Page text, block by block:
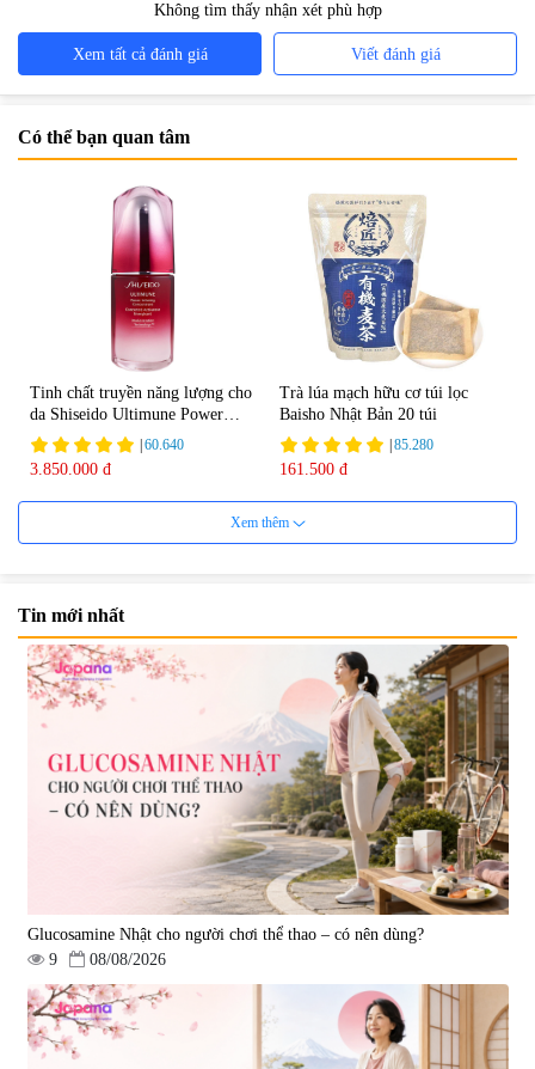
Không tìm thấy nhận xét phù hợp
Xem tất cả đánh giá Viết đánh giá
Có thể bạn quan tâm
Tinh chất truyền năng lượng cho
da Shiseido Ultimune Power
75ml
60.640
3.850.000 đ
Trà lúa mạch hữu cơ túi lọc
Baisho Nhật Bản 20 túi
85.280
161.500 đ
Viên uống bổ não Ribeto Shoji
|57.920
1.450.000 đ
Viên nang uống cải thiện thị lực,
trí nhớ DHA + EPA + Flaxseed
Oil 30 viên/gói - Date 02/2027
|52.346
225.000 đ
Tẩy tế bào chết Nichiei Bussan
Nano NMN+ Peeling Gel
Viên uống hỗ trợ bền thành
mạch, ngừa tai biến Elastin Plus
Xem thêm
Tin mới nhất
Glucosamine Nhật cho người chơi thể thao – có nên dùng?
9
08/08/2026